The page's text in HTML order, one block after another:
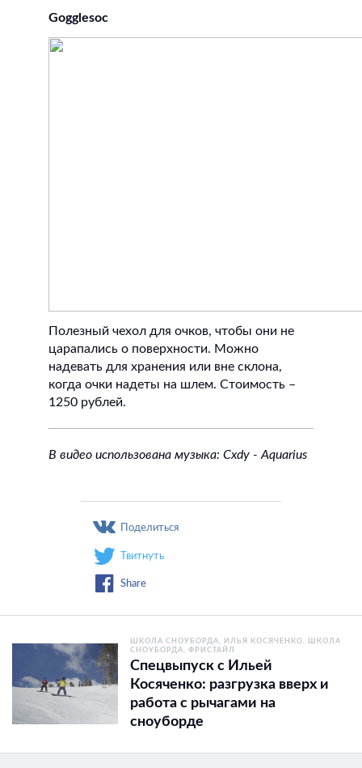
Gogglesoc
Полезный чехол для очков, чтобы они не
царапались о поверхности. Можно
надевать для хранения или вне склона,
когда очки надеты на шлем. Стоимость –
1250 рублей.
В видео использована музыка: Cxdy - Aquarius
Поделиться
Твитнуть
Share
ШКОЛА СНОУБОРДА ИЛЬЯ КОСЯЧЕНКО
ШКОЛА
СНОУБОРДА
ФРИСТАЙЛ
Спецвыпуск с Ильей
Косяченко: разгрузка вверх и
работа с рычагами на
сноуборде